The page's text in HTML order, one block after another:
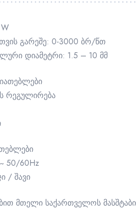
გარეშე: 0-3000 ბრ/წთ
დიამეტრი: 1.5 – 10 მმ
რეგულირება
50/60Hz
/ შავი
მთელი საქართველოს